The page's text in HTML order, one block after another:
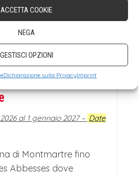
ACCETTA COOKIE
NEGA
GESTISCI OPZIONI
Dichiarazione sulla PrivacyImprint
Natale a
al 1 gennaio 2027 – Date
di Montmartre fino
Abbesses dove